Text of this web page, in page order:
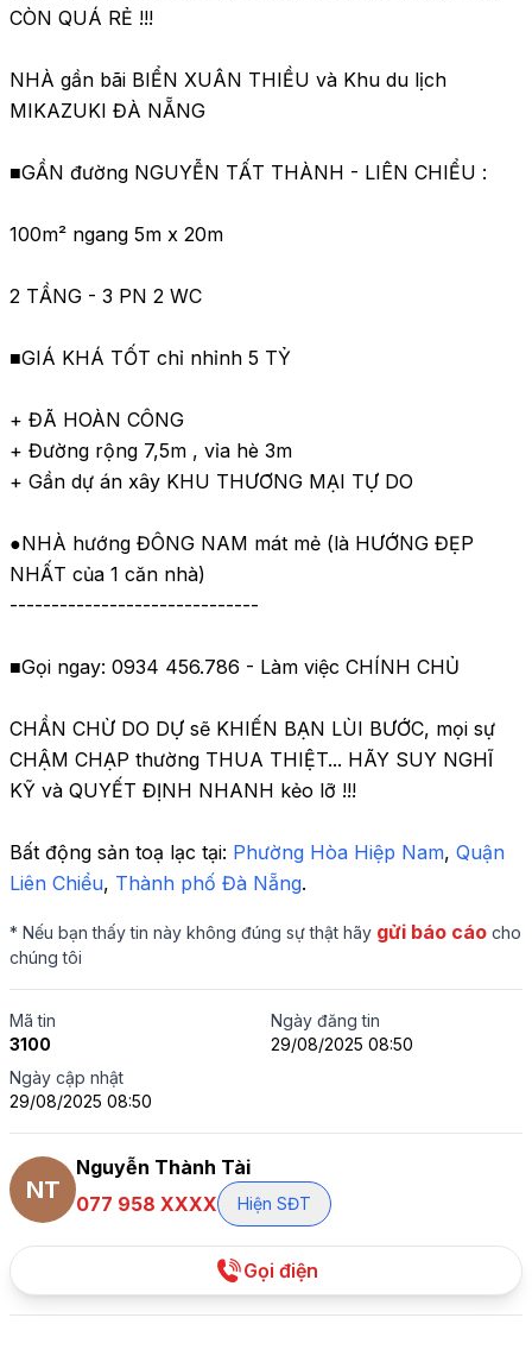
CÒN QUÁ RẺ !!!
NHÀ gần bãi BIỂN XUÂN THIỀU và Khu du lịch
MIKAZUKI ĐÀ NẴNG
■GẦN đường NGUYỄN TẤT THÀNH - LIÊN CHIỂU :
100m² ngang 5m x 20m
2 TẦNG - 3 PN 2 WC
■GIÁ KHÁ TỐT chỉ nhỉnh 5 TỶ
+ ĐÃ HOÀN CÔNG
+ Đường rộng 7,5m , vỉa hè 3m
+ Gần dự án xây KHU THƯƠNG MẠI TỰ DO
●NHÀ hướng ĐÔNG NAM mát mẻ (là HƯỚNG ĐẸP
NHẤT của 1 căn nhà)
------------------------------
■Gọi ngay: 0934 456.786 - Làm việc CHÍNH CHỦ
CHẦN CHỪ DO DỰ sẽ KHIẾN BẠN LÙI BƯỚC, mọi sự
CHẬM CHẠP thường THUA THIỆT... HÃY SUY NGHĨ
KỸ và QUYẾT ĐỊNH NHANH kẻo lỡ !!!
Bất động sản toạ lạc tại: Phường Hòa Hiệp Nam, Quận
Liên Chiểu, Thành phố Đà Nẵng.
* Nếu bạn thấy tin này không đúng sự thật hãy gửi báo cáo cho
chúng tôi
Mã tin
3100
Ngày đăng tin
29/08/2025 08:50
Ngày cập nhật
29/08/2025 08:50
NT
Nguyễn Thành Tài
077 958 XXXX
Hiện SĐT
Gọi điện